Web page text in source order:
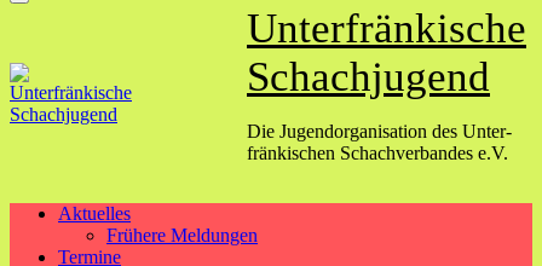
Unterfränkische
Schachjugend
Die Jugend­organisation des Unter­
fränkischen Schach­verbandes e.V.
Aktuelles
Frühere Meldungen
Termine